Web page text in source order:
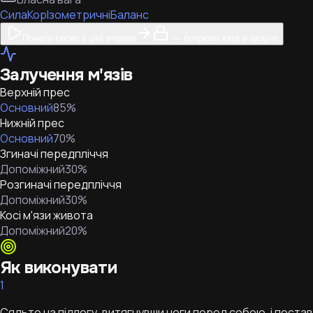
СилаКорІзометричніБаланс
Залучення м'язів
Верхній прес
Основний85%
Нижній прес
Основний70%
Згиначі передпліччя
Допоміжний30%
Розгиначі передпліччя
Допоміжний30%
Косі м'язи живота
Допоміжний20%
Як виконувати
1